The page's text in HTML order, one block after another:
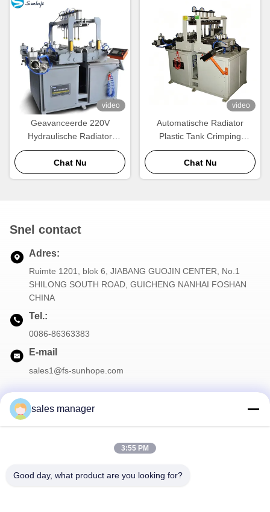
video
Geavanceerde 220V
Hydraulische Radiator
Clinching Machine voor
Automotive Plastic Tanks
Chat Nu
video
Automatische Radiator
Plastic Tank Crimping
Machine. 220V High-Speed
Radiator Crimper
Chat Nu
Snel contact
Adres:
Ruimte 1201, blok 6, JIABANG GUOJIN CENTER, No.1
SHILONG SOUTH ROAD, GUICHENG NANHAI FOSHAN
CHINA
Tel.:
0086-86363383
E-mail
sales1@fs-sunhope.com
sales manager
3:55 PM
Good day, what product are you looking for?